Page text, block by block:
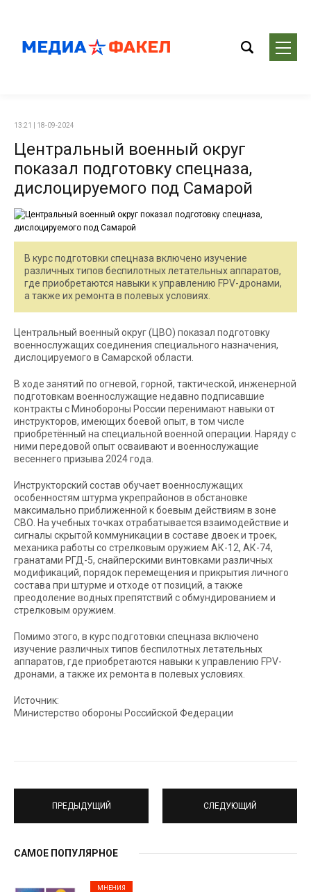
13:21 | 18-09-2024
Центральный военный округ
показал подготовку спецназа,
дислоцируемого под Самарой
В курс подготовки спецназа включено изучение
различных типов беспилотных летательных аппаратов,
где приобретаются навыки к управлению FPV-дронами,
а также их ремонта в полевых условиях.
Центральный военный округ (ЦВО) показал подготовку
военнослужащих соединения специального назначения,
дислоцируемого в Самарской области.
В ходе занятий по огневой, горной, тактической, инженерной
подготовкам военнослужащие недавно подписавшие
контракты с Минобороны России перенимают навыки от
инструкторов, имеющих боевой опыт, в том числе
приобретённый на специальной военной операции. Наряду с
ними передовой опыт осваивают и военнослужащие
весеннего призыва 2024 года.
Инструкторский состав обучает военнослужащих
особенностям штурма укрепрайонов в обстановке
максимально приближенной к боевым действиям в зоне
СВО. На учебных точках отрабатывается взаимодействие и
сигналы скрытой коммуникации в составе двоек и троек,
механика работы со стрелковым оружием АК-12, АК-74,
гранатами РГД-5, снайперскими винтовками различных
модификаций, порядок перемещения и прикрытия личного
состава при штурме и отходе от позиций, а также
преодоление водных препятствий с обмундированием и
стрелковым оружием.
Помимо этого, в курс подготовки спецназа включено
изучение различных типов беспилотных летательных
аппаратов, где приобретаются навыки к управлению FPV-
дронами, а также их ремонта в полевых условиях.
Источник:
Министерство обороны Российской Федерации
ПРЕДЫДУЩИЙ СЛЕДУЮЩИЙ
САМОЕ ПОПУЛЯРНОЕ
МНЕНИЯ